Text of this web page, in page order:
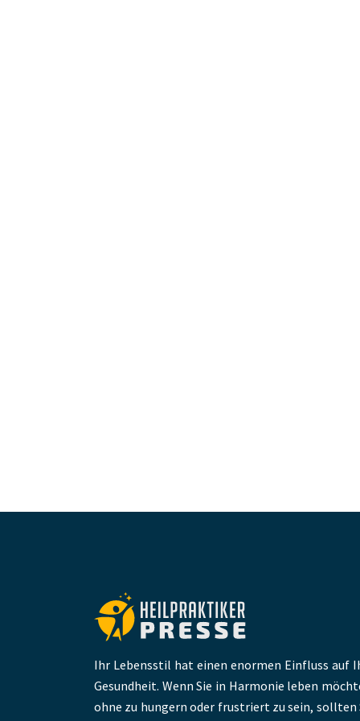
Ihr Lebensstil hat einen enormen Einfluss auf
Gesundheit. Wenn Sie in Harmonie leben
ohne zu hungern oder frustriert zu sein, sollten